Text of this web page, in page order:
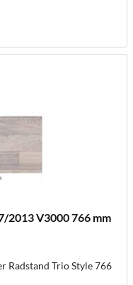
2013 V3000 766 mm
Radstand Trio Style 766